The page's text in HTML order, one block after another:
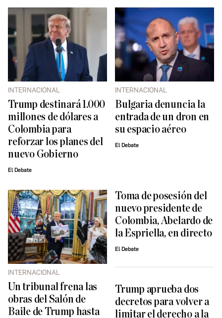
INTERNACIONAL
Trump destinará 1.000
millones de dólares a
Colombia para
reforzar los planes del
nuevo Gobierno
El Debate
INTERNACIONAL
Bulgaria denuncia la
entrada de un dron en
su espacio aéreo
El Debate
INTERNACIONAL
Un tribunal frena las
obras del Salón de
Baile de Trump hasta
Toma de posesión del
nuevo presidente de
Colombia, Abelardo de
la Espriella, en directo
El Debate
Trump aprueba dos
decretos para volver a
limitar el derecho a la